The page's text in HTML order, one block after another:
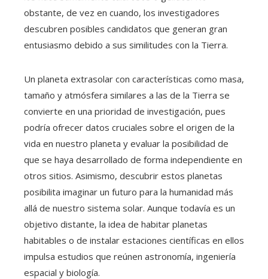
obstante, de vez en cuando, los investigadores
descubren posibles candidatos que generan gran
entusiasmo debido a sus similitudes con la Tierra.
Un planeta extrasolar con características como masa,
tamaño y atmósfera similares a las de la Tierra se
convierte en una prioridad de investigación, pues
podría ofrecer datos cruciales sobre el origen de la
vida en nuestro planeta y evaluar la posibilidad de
que se haya desarrollado de forma independiente en
otros sitios. Asimismo, descubrir estos planetas
posibilita imaginar un futuro para la humanidad más
allá de nuestro sistema solar. Aunque todavía es un
objetivo distante, la idea de habitar planetas
habitables o de instalar estaciones científicas en ellos
impulsa estudios que reúnen astronomía, ingeniería
espacial y biología.